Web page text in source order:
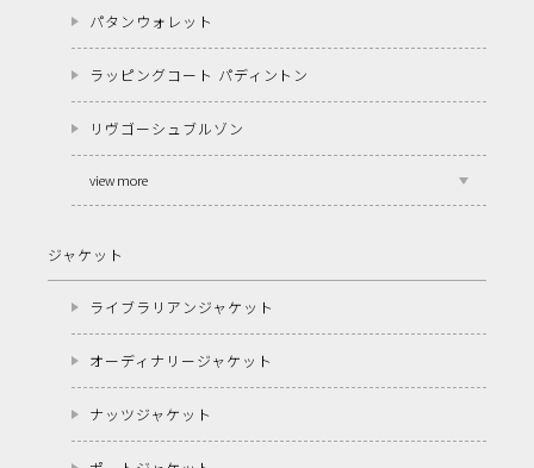
パタンウォレット
ラッピングコート パディントン
リヴゴーシュブルゾン
view more
ジャケット
ライブラリアンジャケット
オーディナリージャケット
ナッツジャケット